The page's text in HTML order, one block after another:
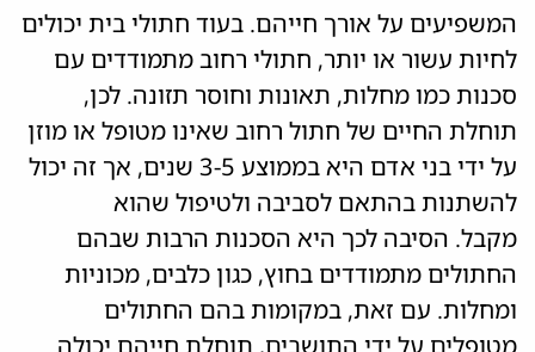
המשפיעים על אורך חייהם. בעוד חתולי בית יכולים
לחיות עשור או יותר, חתולי רחוב מתמודדים עם
סכנות כמו מחלות, תאונות וחוסר תזונה. לכן,
תוחלת החיים של חתול רחוב שאינו מטופל או מוזן
על ידי בני אדם היא בממוצע 3-5 שנים, אך זה יכול
להשתנות בהתאם לסביבה ולטיפול שהוא
מקבל. הסיבה לכך היא הסכנות הרבות שבהם
החתולים מתמודדים בחוץ, כגון כלבים, מכוניות
ומחלות. עם זאת, במקומות בהם החתולים